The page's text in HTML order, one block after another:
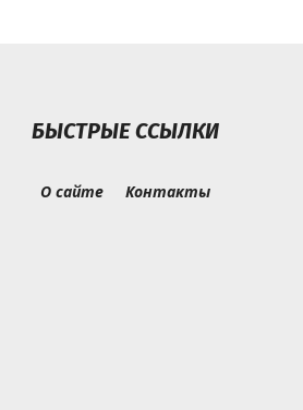
БЫСТРЫЕ ССЫЛКИ
О сайте Контакты